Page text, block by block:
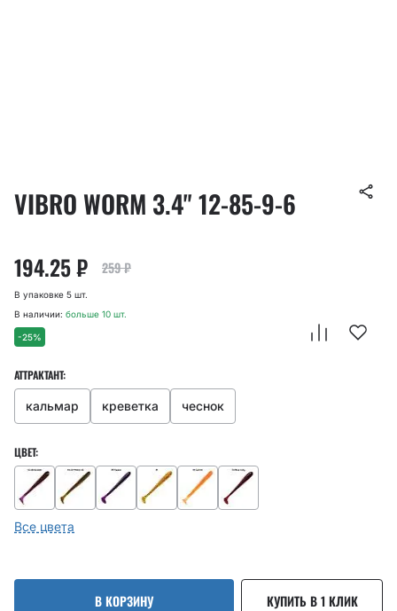
VIBRO WORM 3.4" 12-85-9-6
194.25₽ 259₽
-25%
В упаковке 5 шт.
В наличии: больше 10 шт.
АТТРАКТАНТ:
кальмар креветка чеснок
ЦВЕТ:
Все цвета
В КОРЗИНУ КУПИТЬ В 1 КЛИК